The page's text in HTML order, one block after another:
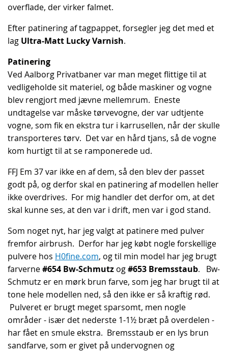
overflade, der virker falmet.
Efter patinering af tagpappet, forsegler jeg det med et
lag Ultra-Matt Lucky Varnish.
Patinering
Ved Aalborg Privatbaner var man meget flittige til at
vedligeholde sit materiel, og både maskiner og vogne
blev rengjort med jævne mellemrum. Eneste
undtagelse var måske tørvevogne, der var udtjente
vogne, som fik en ekstra tur i karrusellen, når der skulle
transporteres tørv. Det var en hård tjans, så de vogne
kom hurtigt til at se ramponerede ud.
FFJ Em 37 var ikke en af dem, så den blev der passet
godt på, og derfor skal en patinering af modellen heller
ikke overdrives. For mig handler det derfor om, at det
skal kunne ses, at den var i drift, men var i god stand.
Som noget nyt, har jeg valgt at patinere med pulver
fremfor airbrush. Derfor har jeg købt nogle forskellige
pulvere hos H0fine.com, og til min model har jeg brugt
farverne#654 Bw-Schmutz og#653 Bremsstaub. Bw-
Schmutz er en mørk brun farve, som jeg har brugt til at
tone hele modellen ned, så den ikke er så kraftig rød.
Pulveret er brugt meget sparsomt, men nogle
områder - især det nederste 1-1½ bræt på overdelen -
har fået en smule ekstra. Bremsstaub er en lys brun
sandfarve, som er givet på undervognen og